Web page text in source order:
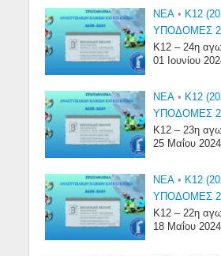
NEA • Κ12
ΥΠΟΔΟΜΕΣ
Κ12 – 24η
01 Ιουνίου
NEA • Κ12
ΥΠΟΔΟΜΕΣ
Κ12 – 23η
25 Μαΐου 2024
NEA • Κ12
ΥΠΟΔΟΜΕΣ
Κ12 – 22η
18 Μαΐου 2024